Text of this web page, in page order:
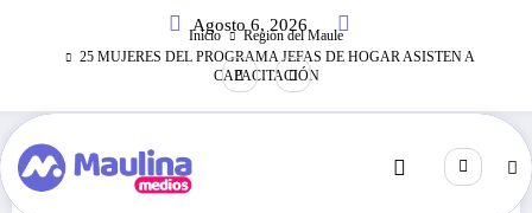
Agosto 6, 2026
Inicio
Región del Maule
25 MUJERES DEL PROGRAMA JEFAS DE HOGAR ASISTEN A
CAPACITACIÓN
Región Del Maule Visitas